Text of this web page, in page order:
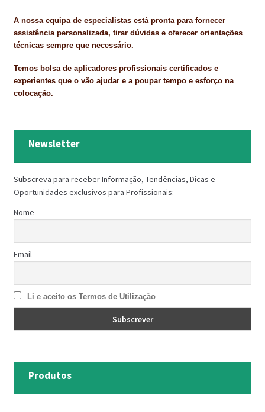
A nossa equipa de especialistas está pronta para fornecer
assistência personalizada, tirar dúvidas e oferecer orientações
técnicas sempre que necessário.
Temos bolsa de aplicadores profissionais certificados e
experientes que o vão ajudar e a poupar tempo e esforço na
colocação.
Newsletter
Subscreva para receber Informação, Tendências, Dicas e
Oportunidades exclusivos para Profissionais:
Nome
Email
Li e aceito os Termos de Utilização
Produtos